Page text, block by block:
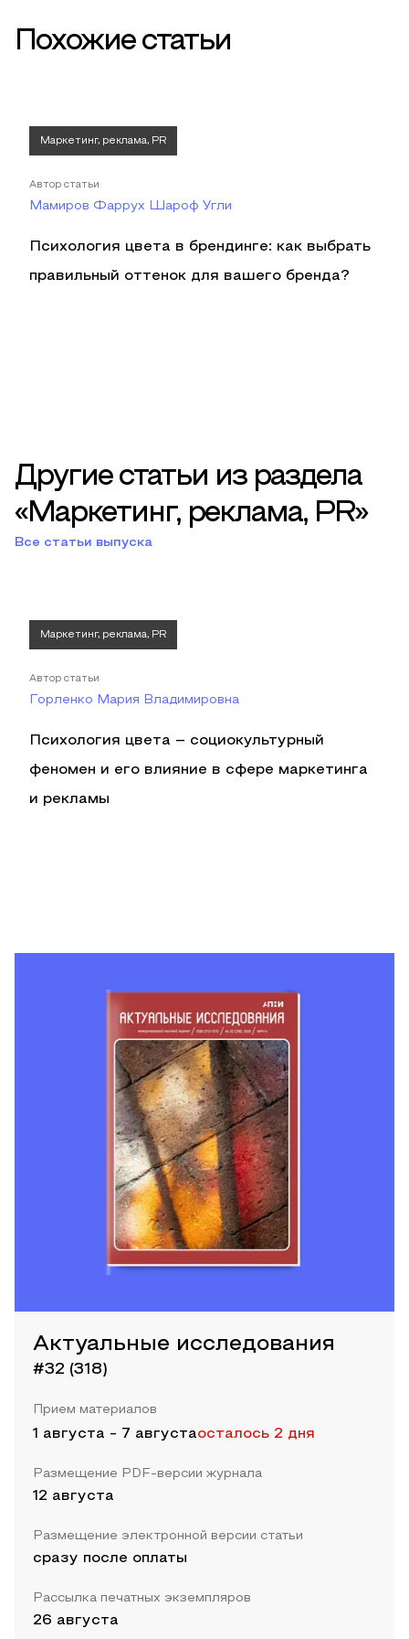
Похожие статьи
Маркетинг, реклама, PR
Автор статьи
Мамиров Фаррух Шароф Угли
Психология цвета в брендинге: как выбрать
правильный оттенок для вашего бренда?
Другие статьи из раздела
«Маркетинг, реклама, PR»
Все статьи выпуска
Маркетинг, реклама, PR
Автор статьи
Горленко Мария Владимировна
Психология цвета – социокультурный
феномен и его влияние в сфере маркетинга
и рекламы
Актуальные исследования
#32 (318)
Прием материалов
1 августа - 7 августаосталось 2 дня
Размещение PDF-версии журнала
12 августа
Размещение электронной версии статьи
сразу после оплаты
Рассылка печатных экземпляров
26 августа